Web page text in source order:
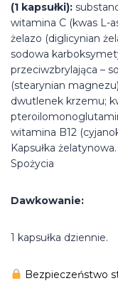
(1 kapsułki):
witamina C (kwas L-
żelazo (diglicynian
sodowa
przeciwzbrylająca –
(stearynian
dwutlenek krzemu;
witamina B12
Kapsułka
Spożycia
Dawkowanie:
1 kapsułka dziennie.
Bezpieczeństwo